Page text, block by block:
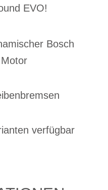
EVO!
Bosch
verfügbar